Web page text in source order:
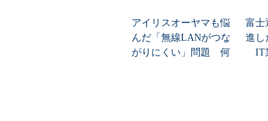
アイリスオーヤマも悩
んだ「無線LANがつな
がりにくい」問題 何
富士
進し
IT